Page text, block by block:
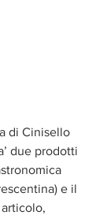
di Cinisello
due prodotti
e il